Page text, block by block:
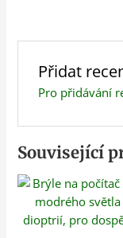
Přidat
Pro přidávání
Související